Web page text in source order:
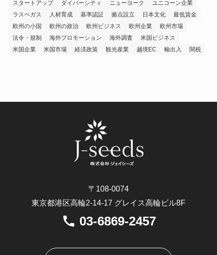
スタートアップ
ダイバーシティ ニューヨーク
ユニコーン企業
ラスベガス
人材育成 基準認証 拠点設立 日本文化
最低賃金
欧州の小国
欧州の政治 欧州ビジネス 欧州企業
欧州市場
法令・規制
海外プロモーション 海外調査
米国ビジネス
米国企業
米国市場 経済政策 観光産業 越境EC 輸出入 関税
〒108-0074
東京都港区高輪2-14-17 グレイス高輪ビル8F
03-6869-2457